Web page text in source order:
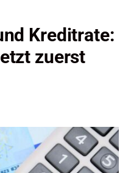
Kreditrate:
zuerst